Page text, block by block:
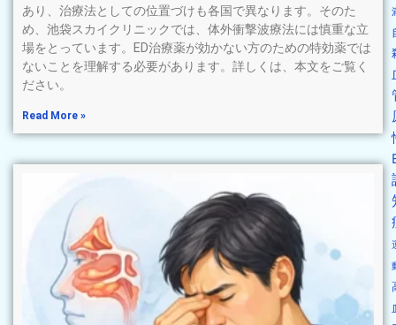
あり、治療法としての位置づけも各国で異なります。そのた
め、池袋スカイクリニックでは、体外衝撃波療法には慎重な立
場をとっています。ED治療薬が効かない方のための特効薬では
ないことを理解する必要があります。詳しくは、本文をご覧く
ださい。
Read More »